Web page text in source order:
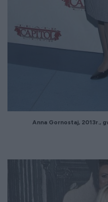
Anna Gornostaj, 2013r.,